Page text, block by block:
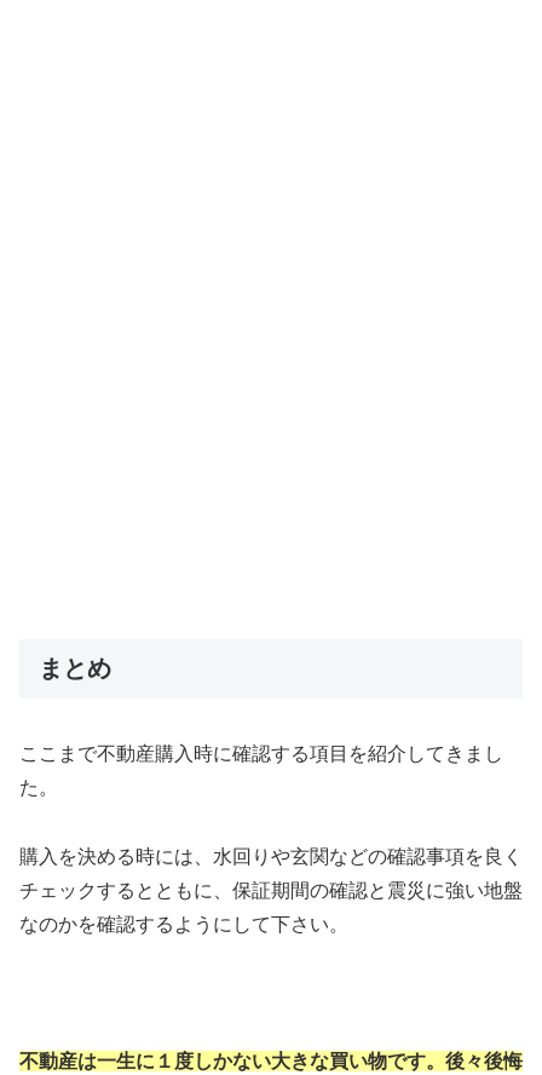
まとめ
ここまで不動産購入時に確認する項目を紹介してきまし
た。
購入を決める時には、水回りや玄関などの確認事項を良く
チェックするとともに、保証期間の確認と震災に強い地盤
なのかを確認するようにして下さい。
不動産は一生に１度しかない大きな買い物です。後々後悔